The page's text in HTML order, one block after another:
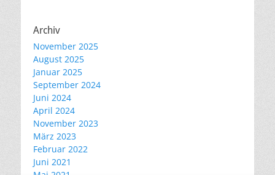
Archiv
November 2025
August 2025
Januar 2025
September 2024
Juni 2024
April 2024
November 2023
März 2023
Februar 2022
Juni 2021